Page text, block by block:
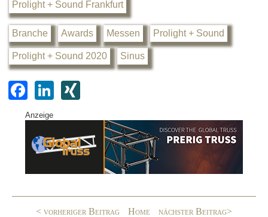
Prolight + Sound Frankfurt
Branche Awards Messen Prolight + Sound
Prolight + Sound 2020 Sinus
F
a
c
e
o
Li
k
e
G
Anzeige
< vorheriger Beitrag Home nächster Beitrag>